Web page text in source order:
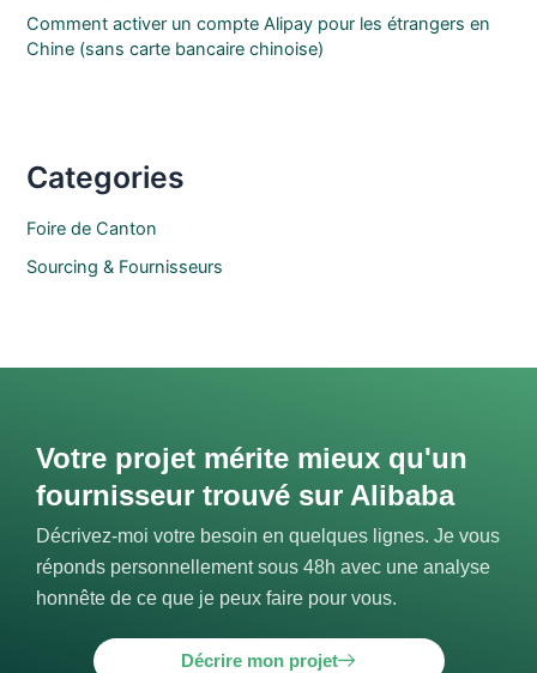
Comment activer un compte Alipay pour les étrangers en
Chine (sans carte bancaire chinoise)
Categories
Foire de Canton
Sourcing & Fournisseurs
Votre projet mérite mieux qu'un
fournisseur trouvé sur Alibaba
Décrivez-moi votre besoin en quelques lignes. Je vous
réponds personnellement sous 48h avec une analyse
honnête de ce que je peux faire pour vous.
Décrire mon projet